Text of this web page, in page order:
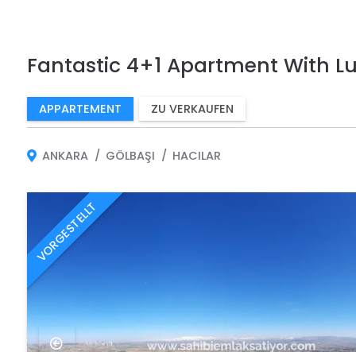
Fantastic 4+1 Apartment With
APPARTEMENT ZU VERKAUFEN
ANKARA GÖLBAŞI HACILAR
VORGESTELLT
VORGESTELLT